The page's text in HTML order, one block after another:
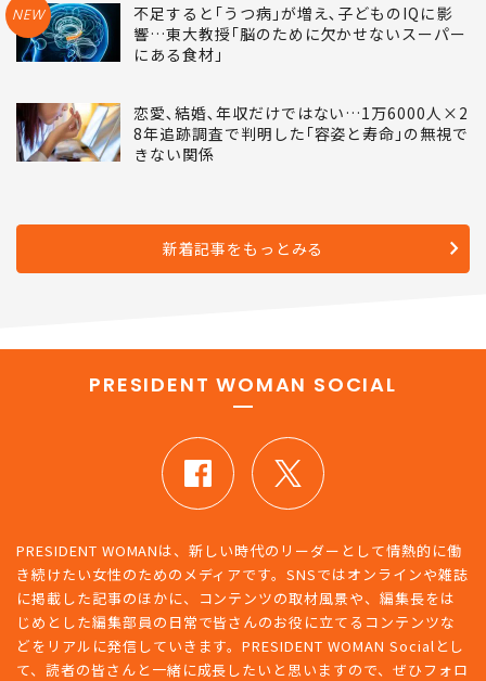
NEW
不足すると｢うつ病｣が増え､子どものIQに影
響…東大教授｢脳のために欠かせないスーパー
にある食材｣
恋愛､結婚､年収だけではない…1万6000人×2
8年追跡調査で判明した｢容姿と寿命｣の無視で
きない関係
新着記事をもっとみる
PRESIDENT WOMAN SOCIAL
PRESIDENT WOMANは、新しい時代のリーダーとして情熱的に働
き続けたい女性のためのメディアです。SNSではオンラインや雑誌
に掲載した記事のほかに、コンテンツの取材風景や、編集長をは
じめとした編集部員の日常で皆さんのお役に立てるコンテンツな
どをリアルに発信していきます。PRESIDENT WOMAN Socialとし
て、読者の皆さんと一緒に成長したいと思いますので、ぜひフォロ